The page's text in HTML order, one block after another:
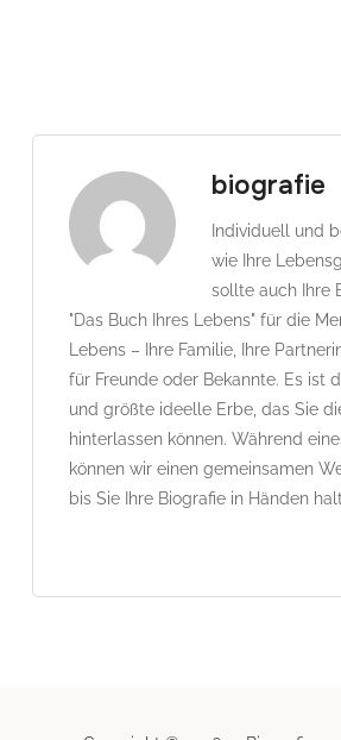
biografie
Individuell und
wie Ihre
sollte auch Ihre
"Das Buch Ihres Lebens" für die
Lebens – Ihre Familie, Ihre
für Freunde oder Bekannte. Es ist
und größte ideelle Erbe, das Sie
hinterlassen können. Während
können wir einen gemeinsamen
bis Sie Ihre Biografie in Händen